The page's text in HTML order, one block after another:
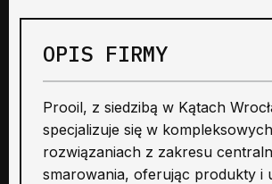
OPIS FIRMY
Prooil, z siedzibą w Kątach
specjalizuje się w kompleksowych
rozwiązaniach z zakresu
smarowania, oferując produkty i